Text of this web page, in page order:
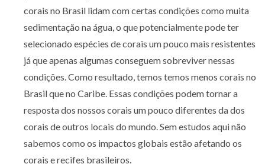
corais no Brasil lidam com certas condições como muita
sedimentação na água, o que potencialmente pode ter
selecionado espécies de corais um pouco mais resistentes
já que apenas algumas conseguem sobreviver nessas
condições. Como resultado, temos temos menos corais no
Brasil que no Caribe. Essas condições podem tornar a
resposta dos nossos corais um pouco diferentes da dos
corais de outros locais do mundo. Sem estudos aqui não
sabemos como os impactos globais estão afetando os
corais e recifes brasileiros.